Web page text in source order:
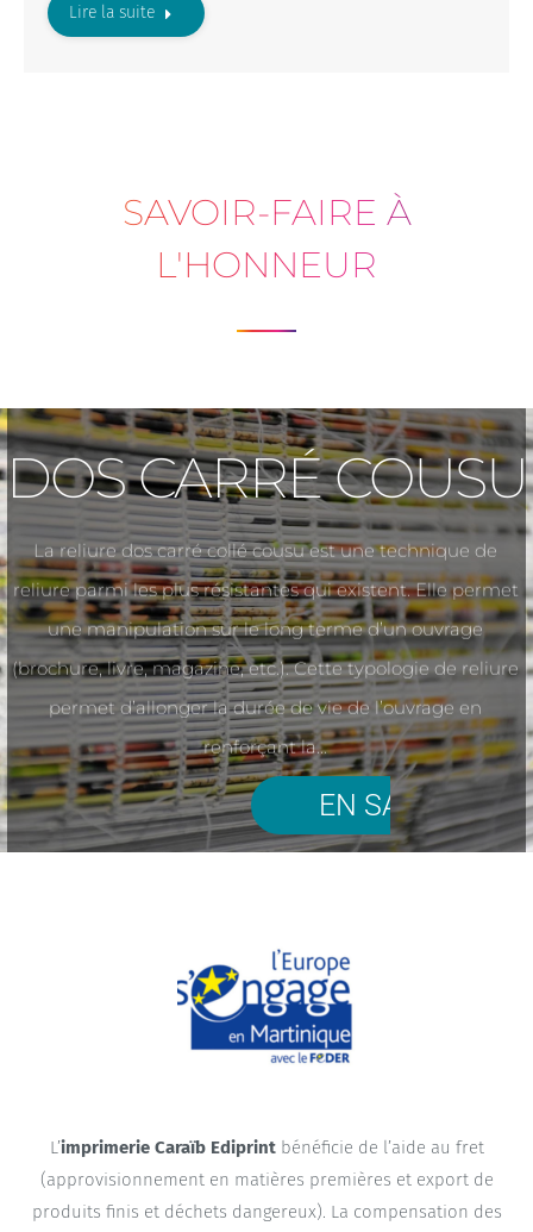
Lire la suite
SAVOIR-FAIRE À
L'HONNEUR
DOS CARRÉ COUSU
La reliure dos carré collé cousu est une technique de
reliure parmi les plus résistantes qui existent. Elle permet
une manipulation sur le long terme d’un ouvrage
(brochure, livre, magazine, etc.). Cette typologie de reliure
permet d’allonger la durée de vie de l’ouvrage en
renforçant la...
EN SAVOIR PLUS
L’imprimerie Caraïb Ediprintbénéficie de l’aide au fret
(approvisionnement en matières premières et export de
produits finis et déchets dangereux). La compensation des